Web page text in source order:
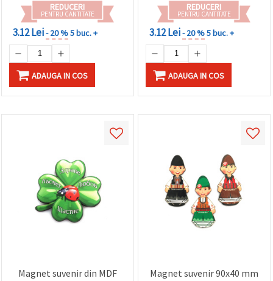
REDUCERI
PENTRU CANTITATE
3.12 Lei- 20 %5 buc. +
ADAUGA IN COS
REDUCERI
PENTRU CANTITATE
3.12 Lei- 20 %5 buc. +
ADAUGA IN COS
Magnet suvenir din MDF
Magnet suvenir 90x40 mm